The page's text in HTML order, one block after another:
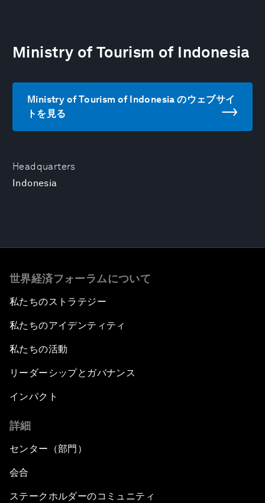
Headquarters
Indonesia
Ministry of Tourism of Indonesia
Ministry of Tourism of Indonesia のウェブサイ
トを見る
世界経済フォーラムについて
私たちのストラテジー
私たちのアイデンティティ
私たちの活動
リーダーシップとガバナンス
インパクト
詳細
センター（部門）
会合
ステークホルダーのコミュニティ